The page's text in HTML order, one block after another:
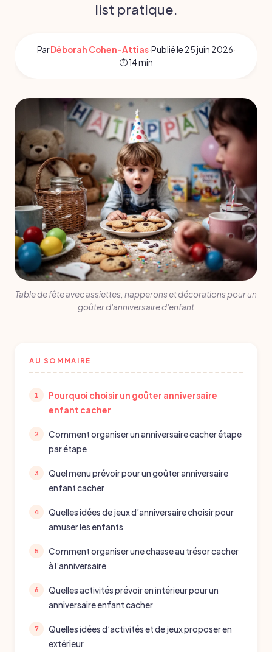
list pratique.
ParDéborah Cohen-Attias·Publié le 25 juin 2026·
⏱ 14 min
Table de fête avec assiettes, napperons et décorations pour un
goûter d'anniversaire d'enfant
AU SOMMAIRE
Pourquoi choisir un goûter anniversaire
enfant cacher
Comment organiser un anniversaire cacher étape
par étape
Quel menu prévoir pour un goûter anniversaire
enfant cacher
Quelles idées de jeux d’anniversaire choisir pour
amuser les enfants
Comment organiser une chasse au trésor cacher
à l’anniversaire
Quelles activités prévoir en intérieur pour un
anniversaire enfant cacher
Quelles idées d’activités et de jeux proposer en
extérieur